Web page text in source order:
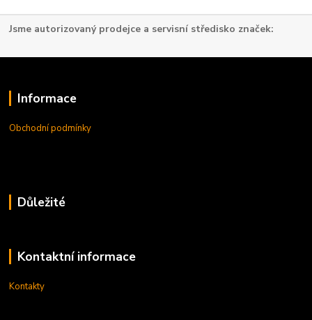
Jsme autorizovaný prodejce a servisní středisko značek:
Informace
Obchodní podmínky
Důležité
Kontaktní informace
Kontakty